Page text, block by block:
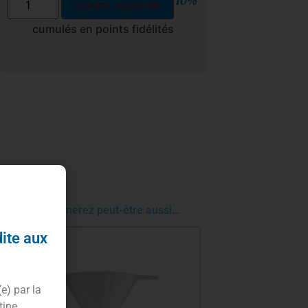
Ajouter au panier
cumulés en points fidélités
Vous aimerez peut-être aussi…
aux
par la